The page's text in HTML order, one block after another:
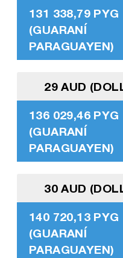
131 338,79 PYG
(GUARANÍ
PARAGUAYEN)
29 AUD
136 029,46 PYG
(GUARANÍ
PARAGUAYEN)
30 AUD
140 720,13 PYG
(GUARANÍ
PARAGUAYEN)